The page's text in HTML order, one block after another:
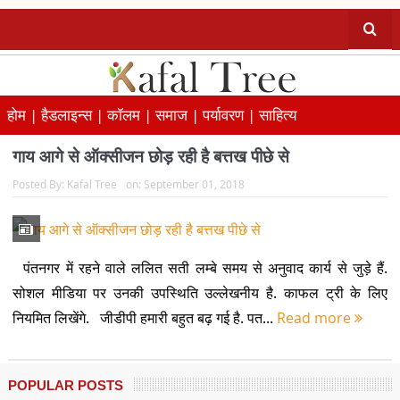
होम |हैडलाइन्स |कॉलम |समाज |पर्यावरण |साहित्य
गाय आगे से ऑक्सीजन छोड़ रही है बत्तख पीछे से
Posted By: Kafal Tree on: September 01, 2018
पंतनगर में रहने वाले ललित सती लम्बे समय से अनुवाद कार्य से जुड़े हैं.
सोशल मीडिया पर उनकी उपस्थिति उल्लेखनीय है. काफल ट्री के लिए
नियमित लिखेंगे. जीडीपी हमारी बहुत बढ़ गई है. पत... Read more
POPULAR POSTS